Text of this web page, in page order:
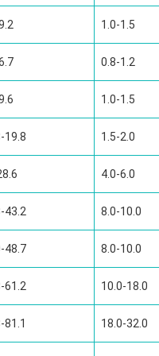
1.0-1.5
0.8-1.2
1.0-1.5
19.8 1.5-2.0
4.0-6.0
43.2 8.0-10.0
48.7 8.0-10.0
61.2 10.0-18.0
81.1 18.0-32.0